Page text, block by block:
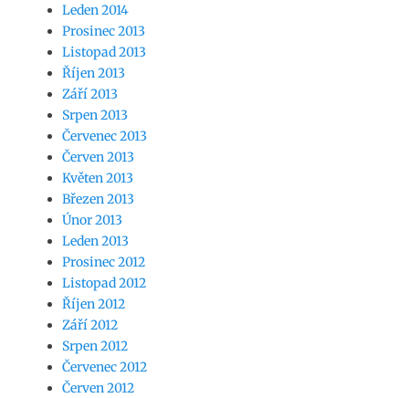
Leden 2014
Prosinec 2013
Listopad 2013
Říjen 2013
Září 2013
Srpen 2013
Červenec 2013
Červen 2013
Květen 2013
Březen 2013
Únor 2013
Leden 2013
Prosinec 2012
Listopad 2012
Říjen 2012
Září 2012
Srpen 2012
Červenec 2012
Červen 2012